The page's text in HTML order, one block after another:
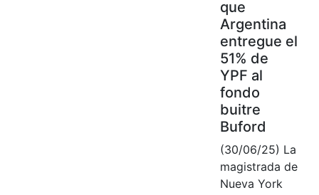
que
Argentina
entregue el
51% de
YPF al
fondo
buitre
Buford
(30/06/25) La
magistrada de
Nueva York